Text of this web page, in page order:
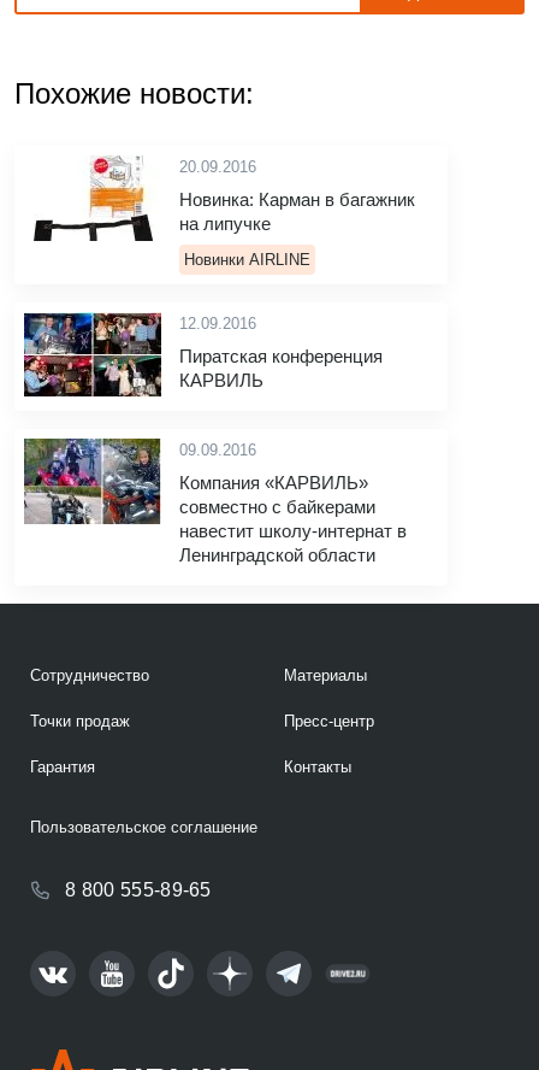
Похожие новости:
20.09.2016
Новинка: Карман в багажник
на липучке
Новинки AIRLINE
12.09.2016
Пиратская конференция
КАРВИЛЬ
09.09.2016
Компания «КАРВИЛЬ»
совместно с байкерами
навестит школу-интернат в
Ленинградской области
Сотрудничество
Точки продаж
Гарантия
Материалы
Пресс-центр
Контакты
8 800 555-89-65
Пользовательское соглашение